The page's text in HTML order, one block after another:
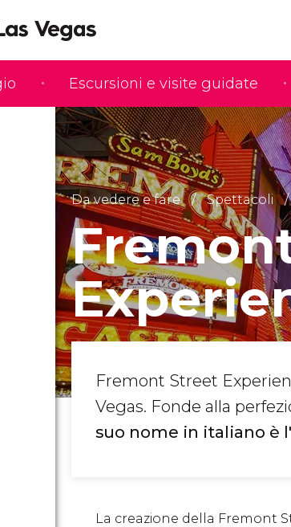
Escursioni e visite guidate
Da vedere e fare Spettacoli
Fremont Street
Vegas. Fonde alla
suo nome in italiano è
La creazione della Fremont